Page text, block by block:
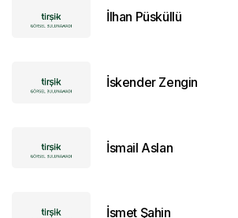
İlhan Püsküllü
İskender Zengin
İsmail Aslan
İsmet Şahin